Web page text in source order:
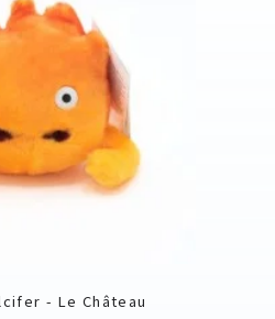
- Le Château